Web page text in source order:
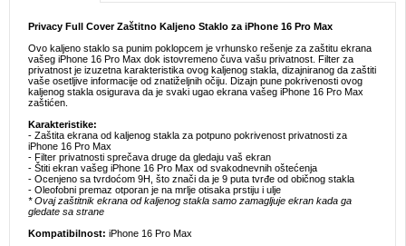
Privacy Full Cover Zaštitno Kaljeno Staklo za iPhone 16 Pro Max
Ovo kaljeno staklo sa punim poklopcem je vrhunsko rešenje za zaštitu ekrana
vašeg iPhone 16 Pro Max dok istovremeno čuva vašu privatnost. Filter za
privatnost je izuzetna karakteristika ovog kaljenog stakla, dizajniranog da zaštiti
vaše osetljive informacije od znatiželjnih očiju. Dizajn pune pokrivenosti ovog
kaljenog stakla osigurava da je svaki ugao ekrana vašeg iPhone 16 Pro Max
zaštićen.
Karakteristike:
- Zaštita ekrana od kaljenog stakla za potpuno pokrivenost privatnosti za
iPhone 16 Pro Max
- Filter privatnosti sprečava druge da gledaju vaš ekran
- Štiti ekran vašeg iPhone 16 Pro Max od svakodnevnih oštećenja
- Ocenjeno sa tvrdoćom 9H, što znači da je 9 puta tvrđe od običnog stakla
- Oleofobni premaz otporan je na mrlje otisaka prstiju i ulje
* Ovaj zaštitnik ekrana od kaljenog stakla samo zamagljuje ekran kada ga
gledate sa strane
Kompatibilnost: iPhone 16 Pro Max